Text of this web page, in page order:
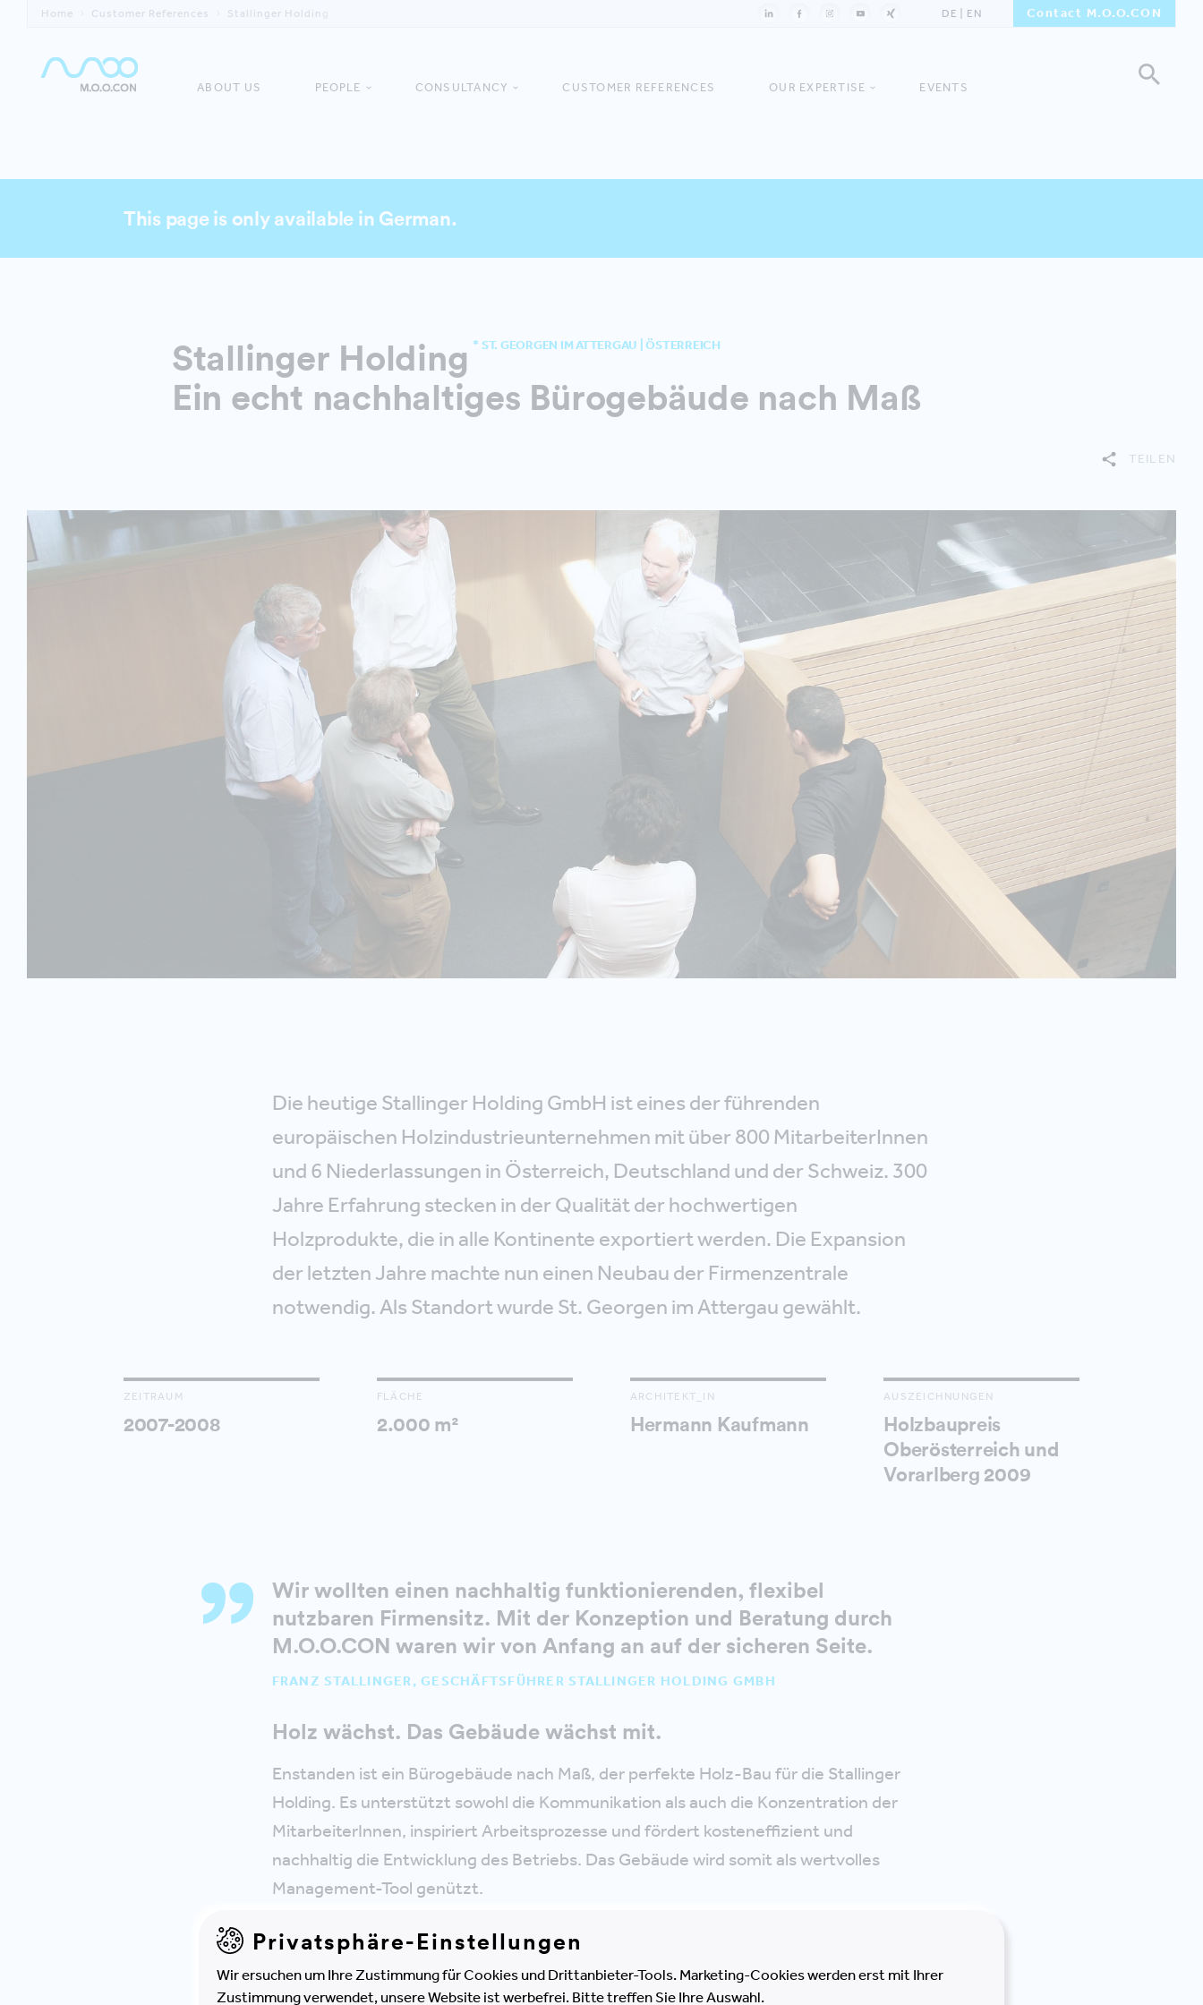
Home Customer References Stallinger Holding DE EN Contact M.O.O.CON
ABOUT US PEOPLE CONSULTANCY CUSTOMER REFERENCES OUR EXPERTISE EVENTS
This page is only available in German.
Stallinger Holding * ST. GEORGEN IM ATTERGAU | ÖSTERREICH
Ein echt nachhaltiges Bürogebäude nach Maß
TEILEN
Die heutige Stallinger Holding GmbH ist eines der führenden
europäischen Holzindustrieunternehmen mit über 800 MitarbeiterInnen
und 6 Niederlassungen in Österreich, Deutschland und der Schweiz. 300
Jahre Erfahrung stecken in der Qualität der hochwertigen
Holzprodukte, die in alle Kontinente exportiert werden. Die Expansion
der letzten Jahre machte nun einen Neubau der Firmenzentrale
notwendig. Als Standort wurde St. Georgen im Attergau gewählt.
ZEITRAUM
2007-2008
FLÄCHE
2.000 m²
ARCHITEKT_IN
Hermann Kaufmann
AUSZEICHNUNGEN
Holzbaupreis
Oberösterreich und
Vorarlberg 2009
Wir wollten einen nachhaltig funktionierenden, flexibel
nutzbaren Firmensitz. Mit der Konzeption und Beratung durch
M.O.O.CON waren wir von Anfang an auf der sicheren Seite.
FRANZ STALLINGER, GESCHÄFTSFÜHRER STALLINGER HOLDING GMBH
Holz wächst. Das Gebäude wächst mit.
Enstanden ist ein Bürogebäude nach Maß, der perfekte Holz-Bau für die Stallinger
Holding. Es unterstützt sowohl die Kommunikation als auch die Konzentration der
MitarbeiterInnen, inspiriert Arbeitsprozesse und fördert kosteneffizient und
nachhaltig die Entwicklung des Betriebs. Das Gebäude wird somit als wertvolles
Management-Tool genützt.
Dank der flexiblen Planung stellen weder die bereits in der Bauphase eingetretenen
Bedarfsänderungen, noch eine künftige Anpassung an wechselnde Teamgrößen ein
Privatsphäre-Einstellungen
Wir ersuchen um Ihre Zustimmung für Cookies und Drittanbieter-Tools. Marketing-Cookies werden erst mit Ihrer
Zustimmung verwendet, unsere Website ist werbefrei. Bitte treffen Sie Ihre Auswahl.